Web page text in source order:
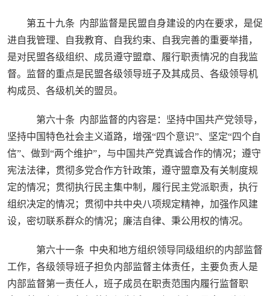
第五十九条 内部监督是民盟自身建设的内在要求，是促
进自我管理、自我教育、自我约束、自我完善的重要举措，
是对民盟各级组织、成员遵守盟章、履行职责情况的自我监
督。监督的重点是民盟各级领导班子及其成员、各级领导机
构成员、各级机关的盟员。
第六十条 内部监督的内容是：坚持中国共产党领导，
坚持中国特色社会主义道路，增强“四个意识”、坚定“四个自
信”、做到“两个维护”，与中国共产党真诚合作的情况；遵守
宪法法律，贯彻多党合作方针政策，遵守盟章及有关制度规
定的情况；贯彻执行民主集中制，履行民主党派职责，执行
组织决定的情况；贯彻中共中央八项规定精神，加强作风建
设，密切联系群众的情况；廉洁自律、秉公用权的情况。
第六十一条 中央和地方组织领导同级组织的内部监督
工作，各级领导班子担负内部监督主体责任，主要负责人是
内部监督第一责任人，班子成员在职责范围内履行监督职